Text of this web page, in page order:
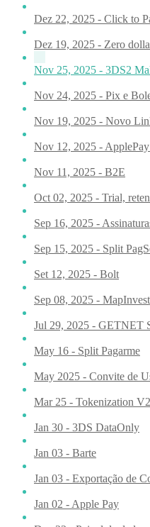
Dez 22, 2025 - Click to
Dez 19, 2025 - Zero
Nov 25, 2025 - 3DS2
Nov 24, 2025 - Pix e
Nov 19, 2025 - Novo
Nov 12, 2025 - ApplePay
Nov 11, 2025 - B2E
Oct 02, 2025 - Trial,
Sep 16, 2025 -
Sep 15, 2025 - Split
Set 12, 2025 - Bolt
Sep 08, 2025 - MapInvest
Jul 29, 2025 - GETNET
May 16 - Split Pagarme
May 2025 - Convite de
Mar 25 - Tokenization V2
Jan 30 - 3DS DataOnly
Jan 03 - Barte
Jan 03 - Exportação de
Jan 02 - Apple Pay